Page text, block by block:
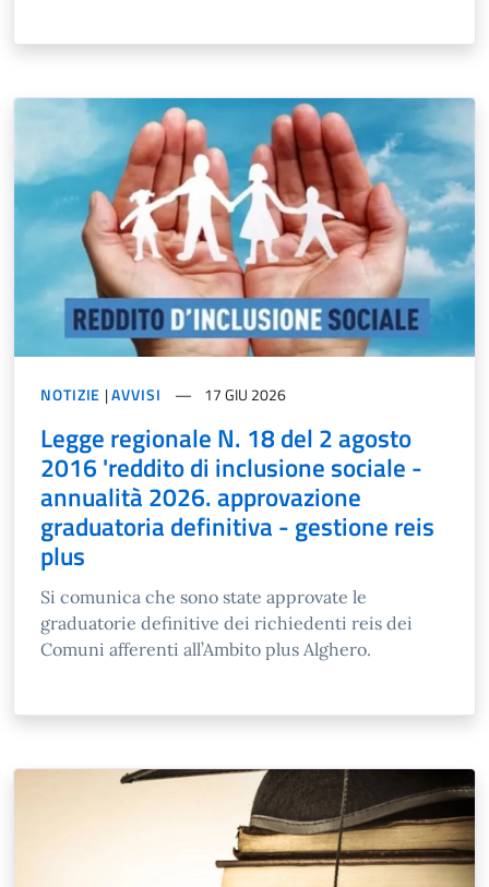
NOTIZIE |AVVISI 17 GIU 2026
Legge regionale N. 18 del 2 agosto
2016 'reddito di inclusione sociale -
annualità 2026. approvazione
graduatoria definitiva - gestione reis
plus
Si comunica che sono state approvate le
graduatorie definitive dei richiedenti reis dei
Comuni afferenti all’Ambito plus Alghero.